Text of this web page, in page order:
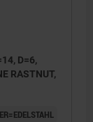
D=6,
RASTNUT,